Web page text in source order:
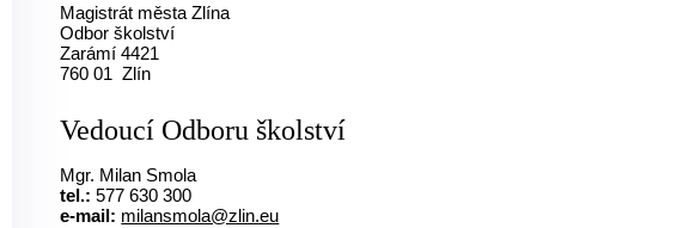
Magistrát města Zlína
Odbor školství
Zarámí 4421
760 01 Zlín
Vedoucí Odboru školství
Mgr. Milan Smola
tel.: 577 630 300
e-mail: milansmola@zlin.eu